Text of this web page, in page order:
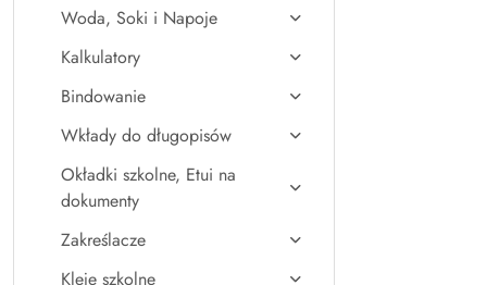
Woda, Soki i Napoje
Kalkulatory
Bindowanie
Wkłady do długopisów
Okładki szkolne, Etui na
dokumenty
Zakreślacze
Kleje szkolne